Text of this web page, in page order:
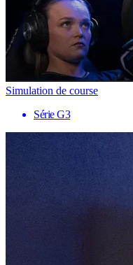
Simulation de course
Série G3